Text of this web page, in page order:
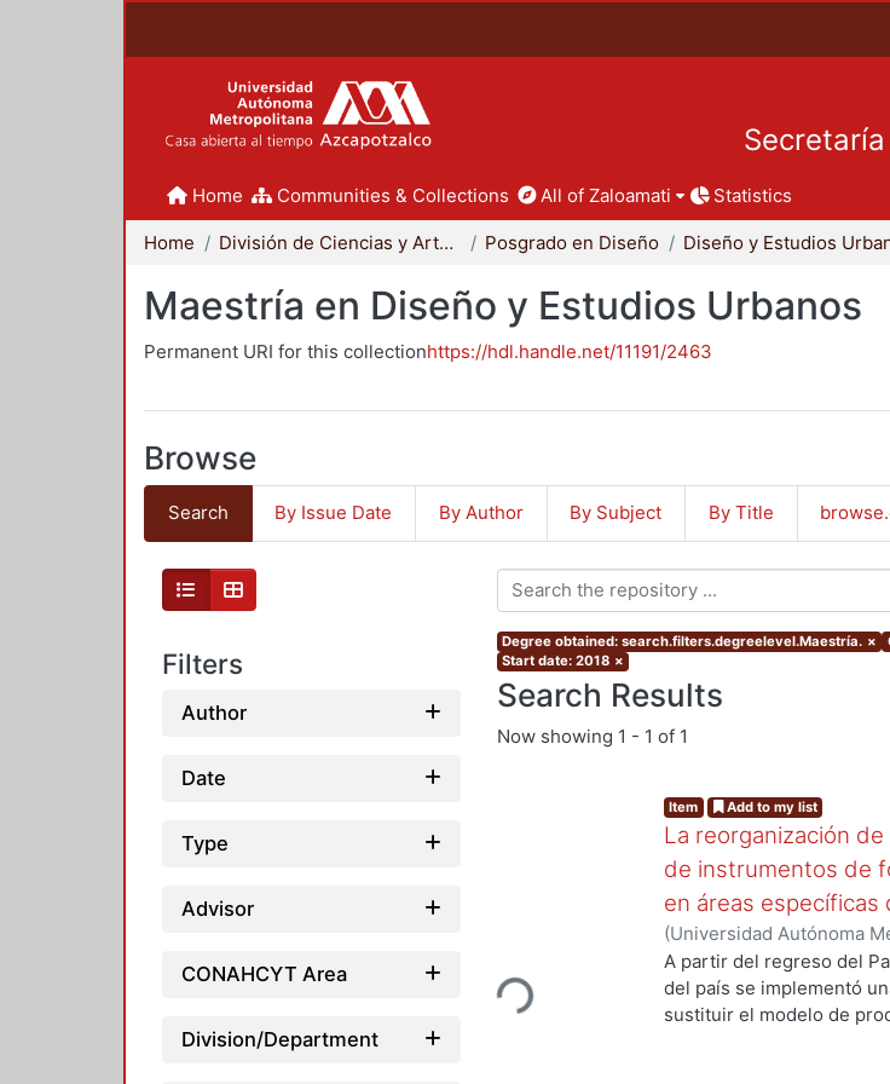
Home Communities & Collections All of Zaloamati Statistics
Home División de Ciencias y Artes para el Diseño Posgrado en Diseño Diseño y Estudios
Maestría en Diseño y Estudios Urbanos
Permanent URI for this collectionhttps://hdl.handle.net/11191/2463
Browse
Search By Issue Date By Author By Subject By Title
Filters
Author
Date
Type
Advisor
CONAHCYT Area
Division/Department
Degree obtained: search.filters.degreelevel.Maestría. ×
Start date: 2018 ×
Search Results
Now showing 1 - 1 of 1
Loading...
Item Add to my list
La reorganización
de instrumentos de
en áreas específicas
(Universidad Autónoma
de Servicios de
A partir del regreso del
del país se implementó
sustituir el modelo de